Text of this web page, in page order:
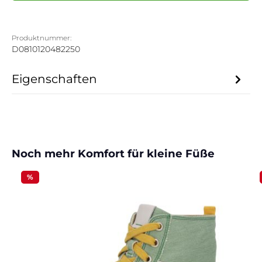
Produktnummer:
D0810120482250
Eigenschaften
Produktgalerie überspringen
Noch mehr Komfort für kleine Füße
%